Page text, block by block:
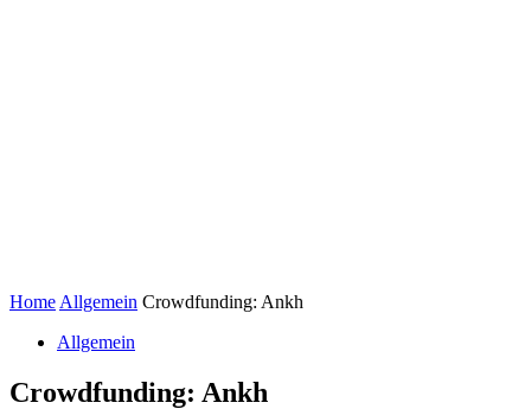
Home Allgemein Crowdfunding: Ankh
Allgemein
Crowdfunding: Ankh